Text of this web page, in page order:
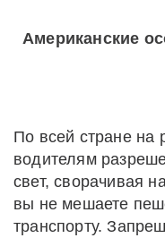
Американские
По всей стране на
водителям
свет, сворачивая
вы не мешаете
транспорту.